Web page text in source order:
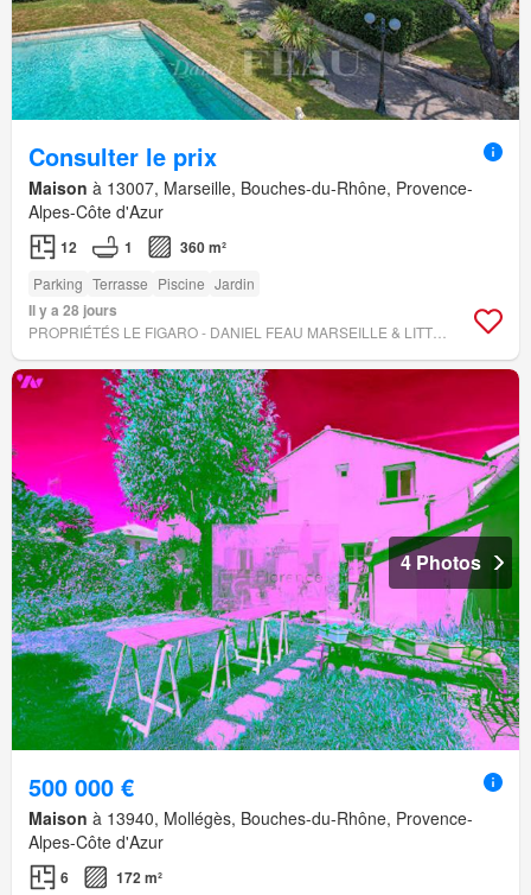
Consulter le prix
Maison à 13007, Marseille, Bouches-du-Rhône, Provence-
Alpes-Côte d'Azur
12 1 360 m²
Parking Terrasse Piscine Jardin
Il y a 28 jours
4 Photos
500 000 €
Maison à 13940, Mollégès, Bouches-du-Rhône, Provence-
Alpes-Côte d'Azur
6 172 m²